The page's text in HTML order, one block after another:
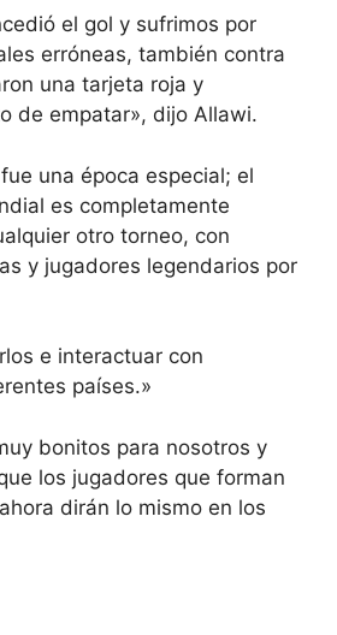
el gol y sufrimos por
erróneas, también contra
una tarjeta roja y
de empatar», dijo Allawi.
una época especial; el
es completamente
otro torneo, con
y jugadores legendarios por
e interactuar con
países.»
bonitos para nosotros y
los jugadores que forman
dirán lo mismo en los